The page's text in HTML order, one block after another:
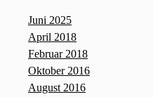
Juni 2025
April 2018
Februar 2018
Oktober 2016
August 2016